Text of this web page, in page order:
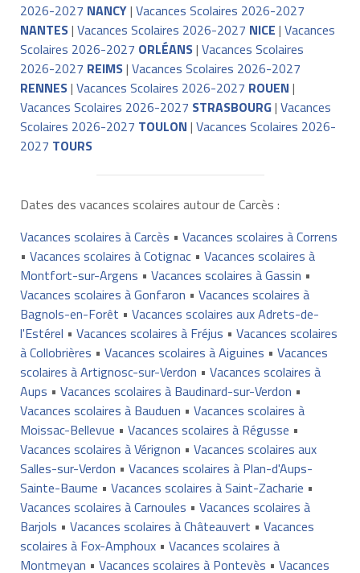
2026-2027 NANCY| Vacances Scolaires 2026-2027
NANTES| Vacances Scolaires 2026-2027 NICE | Vacances
Scolaires 2026-2027 ORLÉANS| Vacances Scolaires
2026-2027 REIMS| Vacances Scolaires 2026-2027
RENNES| Vacances Scolaires 2026-2027 ROUEN |
Vacances Scolaires 2026-2027 STRASBOURG| Vacances
Scolaires 2026-2027 TOULON | Vacances Scolaires 2026-
2027 TOURS
Dates des vacances scolaires autour de Carcès :
Vacances scolaires à Carcès • Vacances scolaires à Correns
• Vacances scolaires à Cotignac• Vacances scolaires à
Montfort-sur-Argens • Vacances scolaires à Gassin •
Vacances scolaires à Gonfaron • Vacances scolaires à
Bagnols-en-Forêt • Vacances scolaires aux Adrets-de-
l'Estérel • Vacances scolaires à Fréjus • Vacances scolaires
à Collobrières • Vacances scolaires à Aiguines • Vacances
scolaires à Artignosc-sur-Verdon • Vacances scolaires à
Aups • Vacances scolaires à Baudinard-sur-Verdon •
Vacances scolaires à Bauduen • Vacances scolaires à
Moissac-Bellevue • Vacances scolaires à Régusse •
Vacances scolaires à Vérignon • Vacances scolaires aux
Salles-sur-Verdon • Vacances scolaires à Plan-d'Aups-
Sainte-Baume • Vacances scolaires à Saint-Zacharie •
Vacances scolaires à Carnoules • Vacances scolaires à
Barjols • Vacances scolaires à Châteauvert • Vacances
scolaires à Fox-Amphoux• Vacances scolaires à
Montmeyan • Vacances scolaires à Pontevès • Vacances